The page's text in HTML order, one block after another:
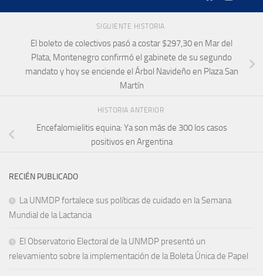
SIGUIENTE HISTORIA
El boleto de colectivos pasó a costar $297,30 en Mar del
Plata, Montenegro confirmó el gabinete de su segundo
mandato y hoy se enciende el Árbol Navideño en Plaza San
Martín
HISTORIA ANTERIOR
Encefalomielitis equina: Ya son más de 300 los casos
positivos en Argentina
RECIÉN PUBLICADO
La UNMDP fortalece sus políticas de cuidado en la Semana
Mundial de la Lactancia
El Observatorio Electoral de la UNMDP presentó un
relevamiento sobre la implementación de la Boleta Única de Papel